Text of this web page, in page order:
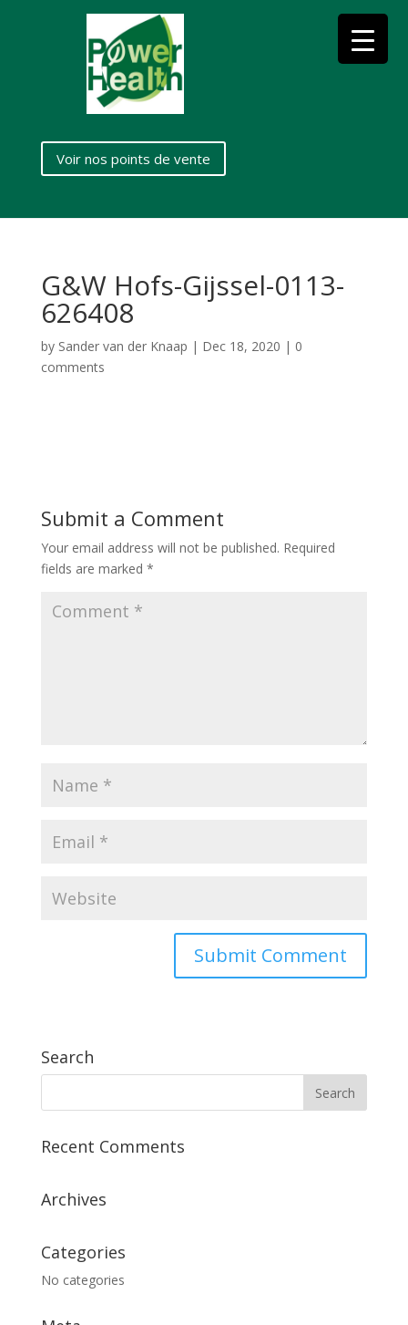
Voir nos points de vente
G&W Hofs-Gijssel-0113-
626408
by Sander van der Knaap | Dec 18, 2020 | 0
comments
Submit a Comment
Your email address will not be published. Required
fields are marked *
Search
Recent Comments
Archives
Categories
No categories